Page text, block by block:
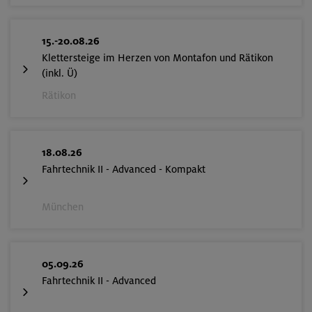
anderer Sektionen
Nichtmitglieder
Familienklettersteigkurs mit Kindern von 10 bis 13
Jahre
MUC-26-0562
15.-20.08.26
Klettersteige im Herzen von Montafon und Rätikon
(inkl. Ü)
Rätikon
18.08.26
Fahrtechnik II - Advanced - Kompakt
München
05.09.26
Fahrtechnik II - Advanced